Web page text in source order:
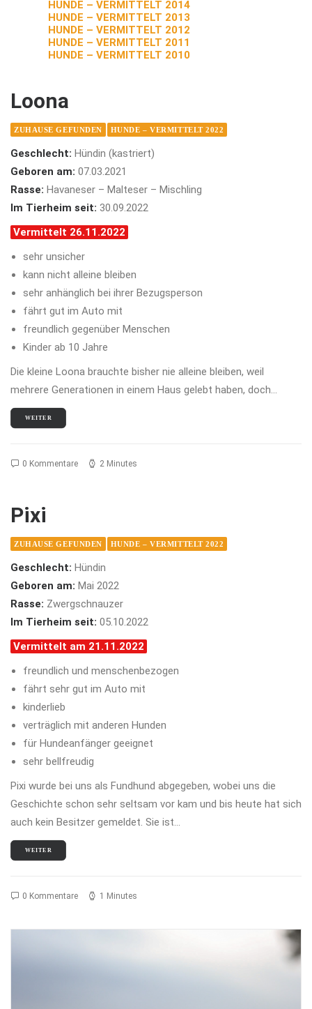
HUNDE – VERMITTELT 2014
HUNDE – VERMITTELT 2013
HUNDE – VERMITTELT 2012
HUNDE – VERMITTELT 2011
HUNDE – VERMITTELT 2010
Loona
ZUHAUSE GEFUNDEN HUNDE – VERMITTELT 2022
Geschlecht: Hündin (kastriert)
Geboren am: 07.03.2021
Rasse: Havaneser – Malteser – Mischling
Im Tierheim seit: 30.09.2022
Vermittelt 26.11.2022
sehr unsicher
kann nicht alleine bleiben
sehr anhänglich bei ihrer Bezugsperson
fährt gut im Auto mit
freundlich gegenüber Menschen
Kinder ab 10 Jahre
Die kleine Loona brauchte bisher nie alleine bleiben, weil
mehrere Generationen in einem Haus gelebt haben, doch…
WEITER
0 Kommentare 2 Minutes
Pixi
ZUHAUSE GEFUNDEN HUNDE – VERMITTELT 2022
Geschlecht: Hündin
Geboren am: Mai 2022
Rasse: Zwergschnauzer
Im Tierheim seit: 05.10.2022
Vermittelt am 21.11.2022
freundlich und menschenbezogen
fährt sehr gut im Auto mit
kinderlieb
verträglich mit anderen Hunden
für Hundeanfänger geeignet
sehr bellfreudig
Pixi wurde bei uns als Fundhund abgegeben, wobei uns die
Geschichte schon sehr seltsam vor kam und bis heute hat sich
auch kein Besitzer gemeldet. Sie ist…
WEITER
0 Kommentare 1 Minutes